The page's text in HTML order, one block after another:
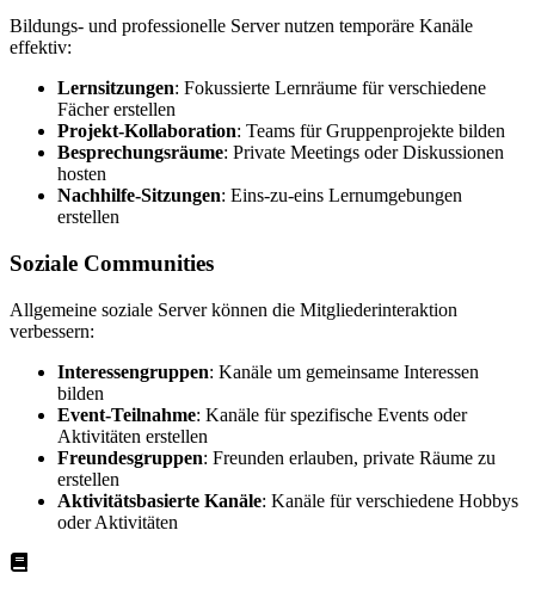
Bildungs- und professionelle Server nutzen temporäre Kanäle
effektiv:
Lernsitzungen: Fokussierte Lernräume für verschiedene
Fächer erstellen
Projekt-Kollaboration: Teams für Gruppenprojekte bilden
Besprechungsräume: Private Meetings oder Diskussionen
hosten
Nachhilfe-Sitzungen: Eins-zu-eins Lernumgebungen
erstellen
Soziale Communities
Allgemeine soziale Server können die Mitgliederinteraktion
verbessern:
Interessengruppen: Kanäle um gemeinsame Interessen
bilden
Event-Teilnahme: Kanäle für spezifische Events oder
Aktivitäten erstellen
Freundesgruppen: Freunden erlauben, private Räume zu
erstellen
Aktivitätsbasierte Kanäle: Kanäle für verschiedene Hobbys
oder Aktivitäten